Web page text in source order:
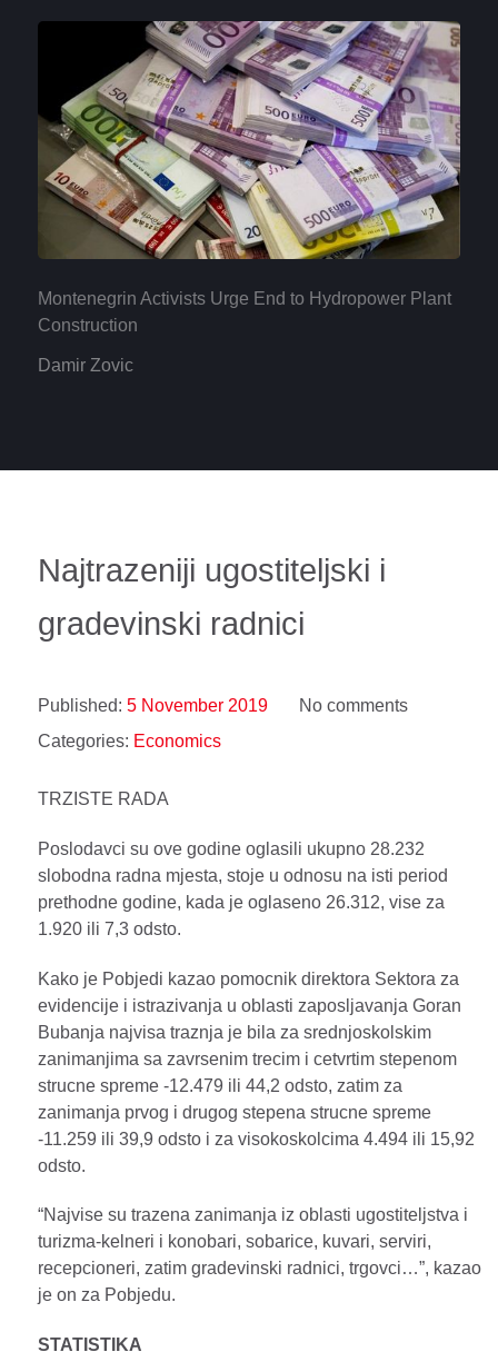
Montenegrin Activists Urge End to Hydropower Plant
Construction
Damir Zovic
Najtrazeniji ugostiteljski i
gradevinski radnici
Published: 5 November 2019
No comments
Categories: Economics
TRZISTE RADA
Poslodavci su ove godine oglasili ukupno 28.232
slobodna radna mjesta, stoje u odnosu na isti period
prethodne godine, kada je oglaseno 26.312, vise za
1.920 ili 7,3 odsto.
Kako je Pobjedi kazao pomocnik direktora Sektora za
evidencije i istrazivanja u oblasti zaposljavanja Goran
Bubanja najvisa traznja je bila za srednjoskolskim
zanimanjima sa zavrsenim trecim i cetvrtim stepenom
strucne spreme -12.479 ili 44,2 odsto, zatim za
zanimanja prvog i drugog stepena strucne spreme
-11.259 ili 39,9 odsto i za visokoskolcima 4.494 ili 15,92
odsto.
“Najvise su trazena zanimanja iz oblasti ugostiteljstva i
turizma-kelneri i konobari, sobarice, kuvari, serviri,
recepcioneri, zatim gradevinski radnici, trgovci…”, kazao
je on za Pobjedu.
STATISTIKA